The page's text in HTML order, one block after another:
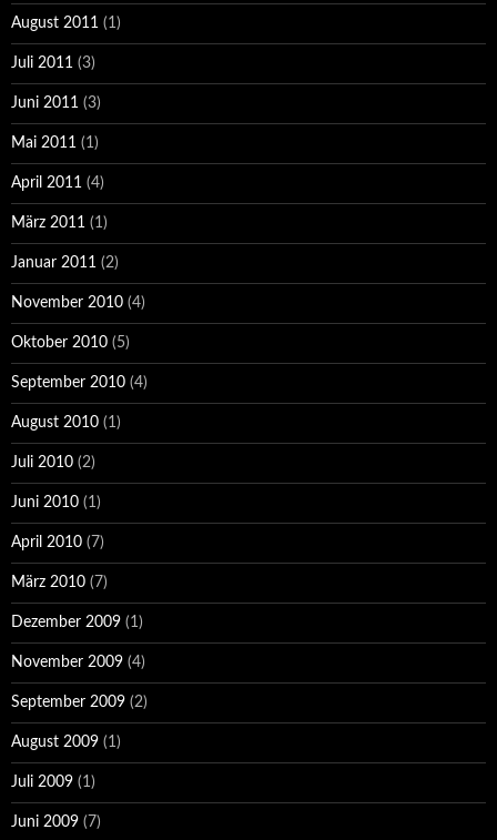
August 2011 (1)
Juli 2011 (3)
Juni 2011 (3)
Mai 2011 (1)
April 2011 (4)
März 2011 (1)
Januar 2011 (2)
November 2010 (4)
Oktober 2010 (5)
September 2010 (4)
August 2010 (1)
Juli 2010 (2)
Juni 2010 (1)
April 2010 (7)
März 2010 (7)
Dezember 2009 (1)
November 2009 (4)
September 2009 (2)
August 2009 (1)
Juli 2009 (1)
Juni 2009 (7)